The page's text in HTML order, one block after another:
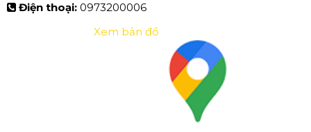
Điện thoại: 0973200006
Xem bản đồ